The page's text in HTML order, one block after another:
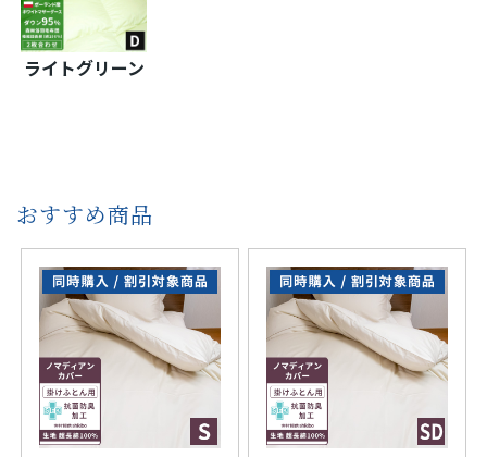
ライトグリーン
おすすめ商品